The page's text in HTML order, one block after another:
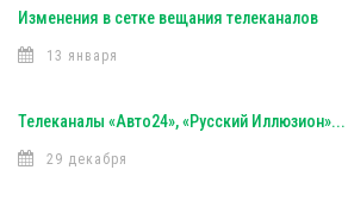
Изменения в сетке вещания телеканалов
13 января
Телеканалы «Авто24», «Русский
29 декабря